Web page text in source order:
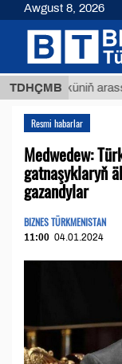
TDHÇMB
köküniň
Resmi habarlar
Medwedew:
gatnaşyklaryň
gazandylar
BIZNES TÜRKMENISTAN
11:00 04.01.2024
Awgust 8, 2026